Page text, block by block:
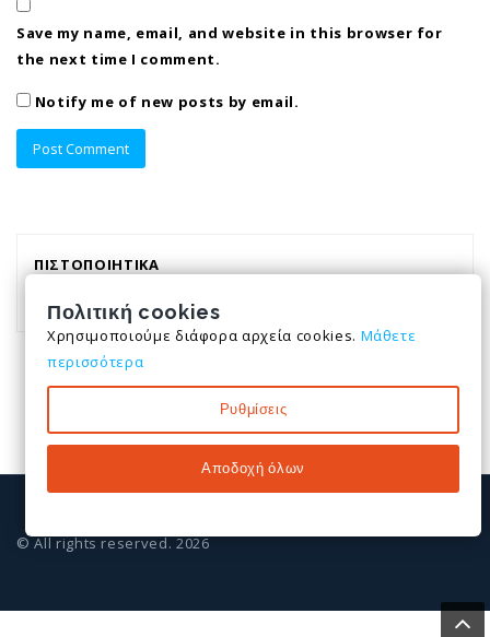
Save my name, email, and website in this browser for
the next time I comment.
Notify me of new posts by email.
ΠΙΣΤΟΠΟΙΗΤΙΚΑ
© All rights reserved. 2026
Πολιτική cookies
Χρησιμοποιούμε διάφορα αρχεία cookies. Μάθετε
περισσότερα
Ρυθμίσεις
Αποδοχή όλων